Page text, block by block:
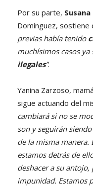
Por su parte, Susana
Domínguez, sostiene
previas había tenido
muchísimos casos ya
ilegales”.
Yanina Zarzoso,
sigue actuando del
cambiará si no se
son y seguirán
de la misma manera.
estamos detrás de
deshacer a su
impunidad. Estamos